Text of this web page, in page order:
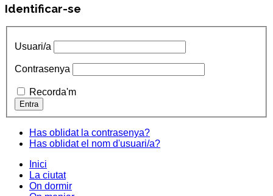
Identificar-se
Usuari/a
Contrasenya
Recorda'm
Has oblidat la contrasenya?
Has oblidat el nom d'usuari/a?
Inici
La ciutat
On dormir